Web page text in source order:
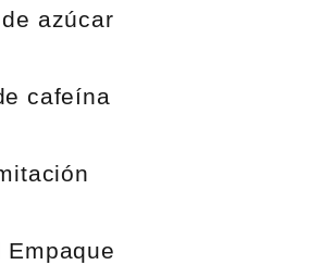
azúcar
cafeína
Empaque